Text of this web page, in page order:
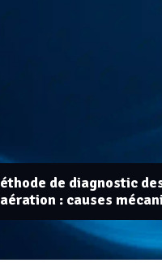
de diagnostic
: causes